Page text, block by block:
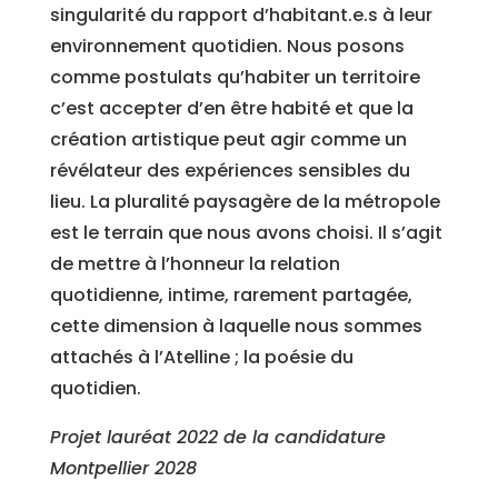
singularité du rapport d’habitant.e.s à leur
environnement quotidien. Nous posons
comme postulats qu’habiter un territoire
c’est accepter d’en être habité et que la
création artistique peut agir comme un
révélateur des expériences sensibles du
lieu. La pluralité paysagère de la métropole
est le terrain que nous avons choisi. Il s’agit
de mettre à l’honneur la relation
quotidienne, intime, rarement partagée,
cette dimension à laquelle nous sommes
attachés à l’Atelline ; la poésie du
quotidien.
Projet lauréat 2022 de la candidature
Montpellier 2028